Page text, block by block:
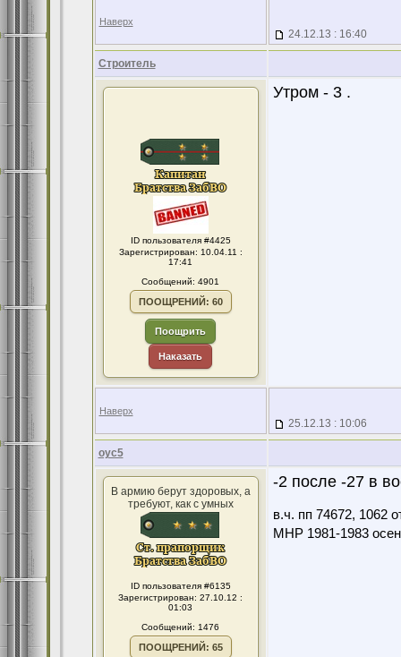
Наверх
24.12.13 : 16:40
Строитель
ID пользователя #4425
Зарегистрирован: 10.04.11 :
17:41
Сообщений: 4901
ПООЩРЕНИЙ: 60
Поощрить
Наказать
Утром - 3 .
Наверх
25.12.13 : 10:06
оус5
В армию берут здоровых, а
требуют, как с умных
ID пользователя #6135
Зарегистрирован: 27.10.12 :
01:03
Сообщений: 1476
ПООЩРЕНИЙ: 65
-2 после -27 в
в.ч. пп 74672, 1062
МНР 1981-1983